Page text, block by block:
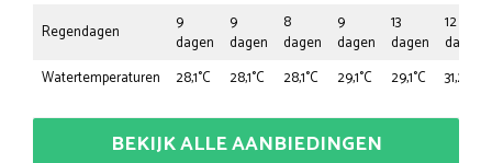
Regendagen
9
dagen
9
dagen
8
dagen
9
dagen
13
dagen
12
dagen
Watertemperaturen
28,1°C 28,1°C 28,1°C 29,1°C 29,1°C 31,2°C
BEKIJK ALLE AANBIEDINGEN